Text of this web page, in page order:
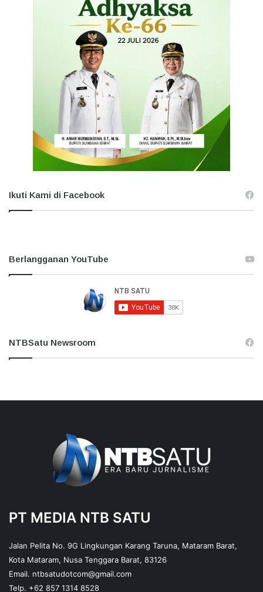
Ikuti Kami di Facebook
Berlangganan YouTube
NTBSatu Newsroom
PT MEDIA NTB SATU
Jalan Pelita No. 9G Lingkungan Karang Taruna, Mataram Barat,
Kota Mataram, Nusa Tenggara Barat, 83126
Email. ntbsatudotcom@gmail.com
Telp. +62 857 1314 8528